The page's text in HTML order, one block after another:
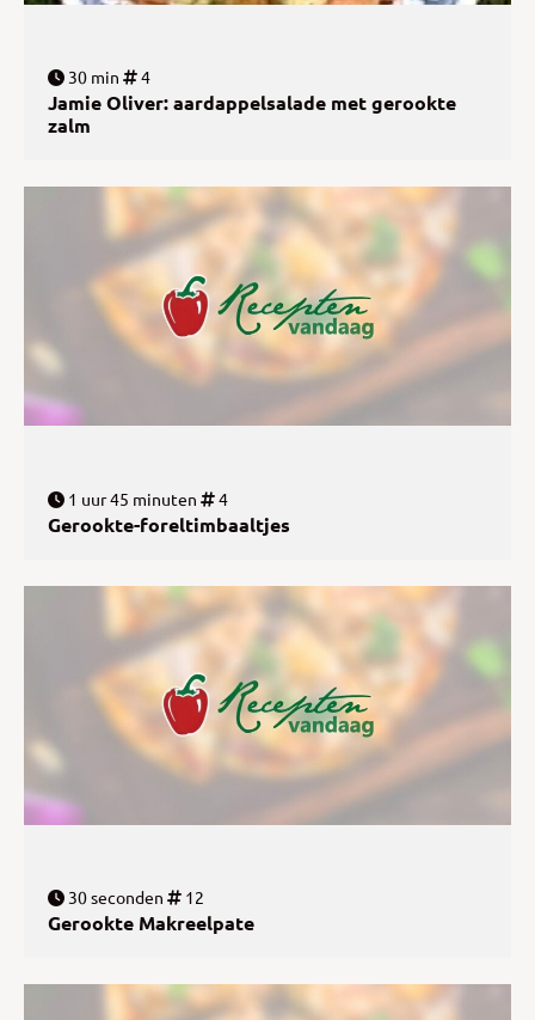
30 min 4
Jamie Oliver: aardappelsalade met gerookte
zalm
1 uur 45 minuten 4
Gerookte-foreltimbaaltjes
30 seconden 12
Gerookte Makreelpate